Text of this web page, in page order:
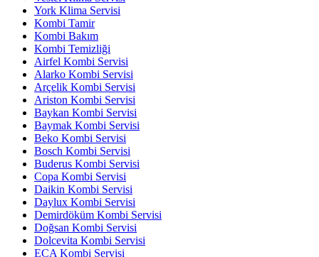
York Klima Servisi
Kombi Tamir
Kombi Bakım
Kombi Temizliği
Airfel Kombi Servisi
Alarko Kombi Servisi
Arçelik Kombi Servisi
Ariston Kombi Servisi
Baykan Kombi Servisi
Baymak Kombi Servisi
Beko Kombi Servisi
Bosch Kombi Servisi
Buderus Kombi Servisi
Copa Kombi Servisi
Daikin Kombi Servisi
Daylux Kombi Servisi
Demirdöküm Kombi Servisi
Doğsan Kombi Servisi
Dolcevita Kombi Servisi
ECA Kombi Servisi